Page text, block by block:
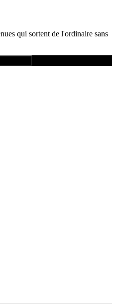
qui sortent de l'ordinaire sans